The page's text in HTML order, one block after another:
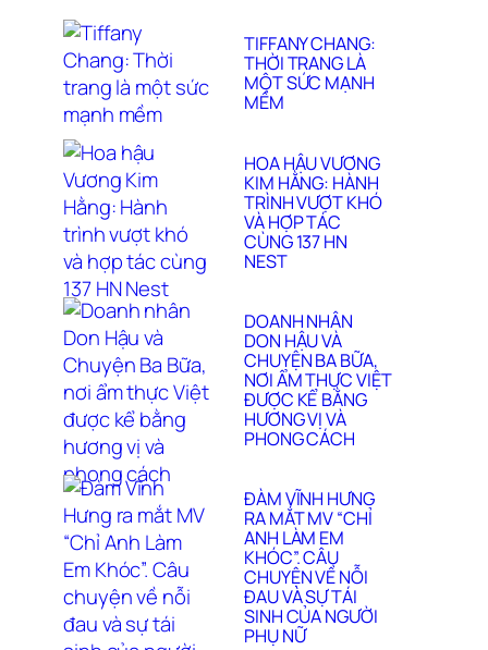
TIFFANY CHANG:
THỜI TRANG LÀ
MỘT SỨC MẠNH
MỀM
HOA HẬU VƯƠNG
KIM HẰNG: HÀNH
TRÌNH VƯỢT KHÓ
VÀ HỢP TÁC
CÙNG 137 HN
NEST
DOANH NHÂN
DON HẬU VÀ
CHUYỆN BA BỮA,
NƠI ẨM THỰC VIỆT
ĐƯỢC KỂ BẰNG
HƯƠNG VỊ VÀ
PHONG CÁCH
ĐÀM VĨNH HƯNG
RA MẮT MV “CHỈ
ANH LÀM EM
KHÓC”. CÂU
CHUYỆN VỀ NỖI
ĐAU VÀ SỰ TÁI
SINH CỦA NGƯỜI
PHỤ NỮ